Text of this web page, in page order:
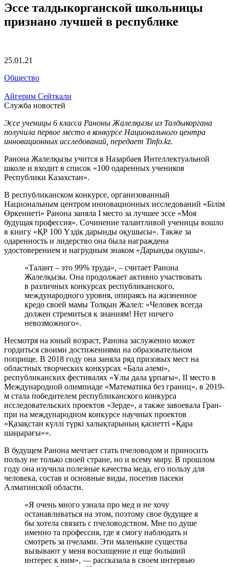
Эссе талдыкорганской школьницы
признано лучшей в республике
25.01.21
Общество
Айгерим Сейткали
Служба новостей
Эссе ученицы 6 класса Раноны Жалелқызы из Талдыкоргана
получила первое место в конкурсе Национального центра
инновационных исследований, передает Tinfo.kz.
Ранона Жалелқызы учится в Назарбаев Интеллектуальной
школе и входит в список «100 одаренных учеников
Республики Казахстан».
В республиканском конкурсе, организованный
Национальным центром инновационных исследований «Білім
Өркениеті» Ранона заняла I место за лучшее эссе «Моя
будущая профессия». Сочинение талантливой ученицы вошло
в книгу «ҚР 100 Үздік дарынды оқушысы». Также за
одаренность и лидерство она была награждена
удостоверением и нагрудным знаком «Дарынды оқушы».
«Талант – это 99% труда», – считает Ранона
Жалелқызы. Она продолжает активно участвовать
в различных конкурсах республиканского,
международного уровня, опираясь на жизненное
кредо своей мамы Толқын Жалел: «Человек всегда
должен стремиться к знаниям! Нет ничего
невозможного».
Несмотря на юный возраст, Ранона заслуженно может
гордиться своими достижениями на образовательном
поприще. В 2018 году она заняла ряд призовых мест на
областных творческих конкурсах «Бала әлемі»,
республиканских фестивалях «Ұлы дала ұрпағы», ІI место в
Международной олимпиаде «Математика без границ», в 2019-
м стала победителем республиканского конкурса
исследовательских проектов «Зерде», а также завоевала Гран-
при на международном конкурсе научных проектов
«Қазақстан күллі түркі халықтарының қасиетті «Қара
шаңырағы»».
В будущем Ранона мечтает стать пчеловодом и приносить
пользу не только своей стране, но и всему миру. В прошлом
году она изучила полезные качества меда, его пользу для
человека, состав и основные виды, посетив пасеки
Алматинской области.
«Я очень много узнала про мед и не хочу
останавливаться на этом, поэтому свое будущее я
бы хотела связать с пчеловодством. Мне по душе
именно та профессия, где я смогу наблюдать и
смотреть за пчелами. Эти маленькие существа
вызывают у меня восхищение и еще больший
интерес к ним», — рассказала в своем интервью